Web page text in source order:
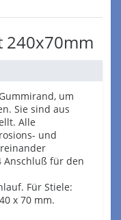
240x70mm
um
Sie sind aus
Alle
und
Anschluß für den
Für Stiele:
x 70 mm.